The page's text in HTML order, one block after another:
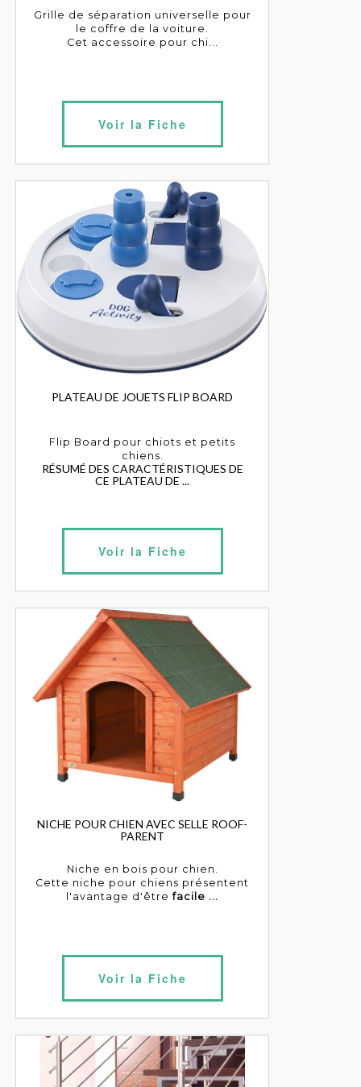
Grille de séparation universelle pour
le coffre de la voiture.
Cet accessoire pour chi...
Voir la Fiche
PLATEAU DE JOUETS FLIP BOARD
Flip Board pour chiots et petits
chiens.
RÉSUMÉ DES CARACTÉRISTIQUES DE
CE PLATEAU DE ...
Voir la Fiche
NICHE POUR CHIEN AVEC SELLE ROOF-
PARENT
Niche en bois pour chien.
Cette niche pour chiens présentent
l'avantage d'êtrefacile ...
Voir la Fiche